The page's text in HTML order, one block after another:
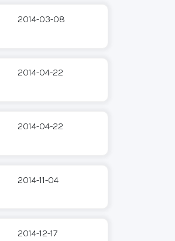
2014-03-08
2014-04-22
2014-04-22
2014-11-04
2014-12-17